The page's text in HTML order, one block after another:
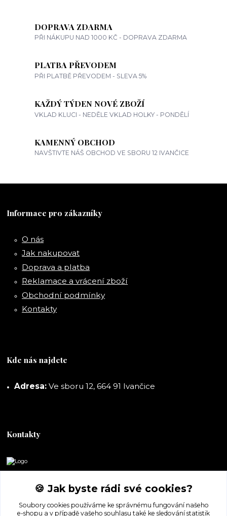
DOPRAVA ZDARMA
PŘI NÁKUPU NAD 1000 KČ - DOPRAVA ZDARMA
PLATBA PŘEVODEM
PŘI PLATBĚ PŘEVODEM - SLEVA 5%
KAŽDÝ TÝDEN NOVÉ ZBOŽÍ
VKLAD KLUCI - NEDĚLE VKLAD HOLKY - PONDĚLÍ
KAMENNÝ OBCHOD
NAVŠTIVTE NÁŠ OBCHOD VE SBORU 12 IVANČICE
Informace pro zákazníky
O nás
Jak nakupovat
Doprava a platba
Reklamace a vrácení zboží
Obchodní podmínky
Kontakty
Kde nás najdete
Adresa: Ve sboru 12, 664 91 Ivančice
Kontakty
+420 777 247 722
(Po-Pá, 8-16 hod.)
🍪 Jak byste rádi své cookies?
Soubory cookies používáme ke správnému fungování našeho
e-shopu a v případě vašeho souhlasu také ke sledování statistik